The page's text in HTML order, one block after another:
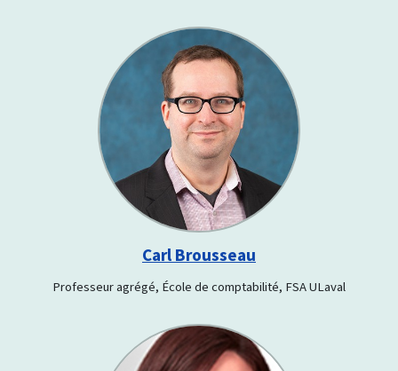
Carl Brousseau
Professeur agrégé, École de comptabilité, FSA ULaval